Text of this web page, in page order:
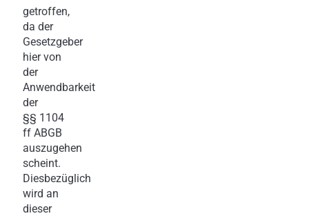
getroffen,
da der
Gesetzgeber
hier von
der
Anwendbarkeit
der
§§ 1104
ff ABGB
auszugehen
scheint.
Diesbezüglich
wird an
dieser